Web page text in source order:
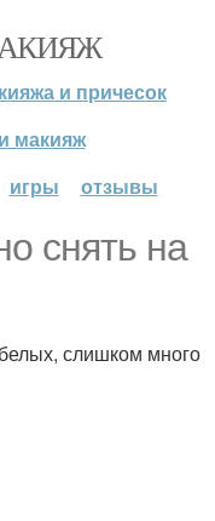
и причесок
макияж
игры отзывы
снять на
слишком много